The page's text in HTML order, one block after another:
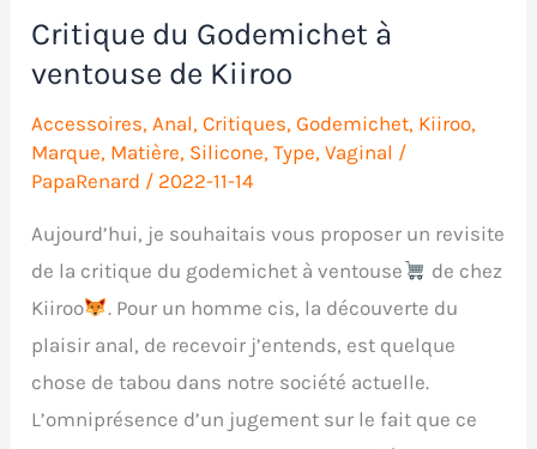
Critique du Godemichet à
ventouse de Kiiroo
Accessoires,Anal,Critiques,Godemichet, Kiiroo,
Marque, Matière, Silicone,Type,Vaginal /
PapaRenard / 2022-11-14
Aujourd’hui, je souhaitais vous proposer un revisite
de la critique du godemichet à ventouse
de chez
Kiiroo
. Pour un homme cis, la découverte du
plaisir anal, de recevoir j’entends, est quelque
chose de tabou dans notre société actuelle.
L’omniprésence d’un jugement sur le fait que ce